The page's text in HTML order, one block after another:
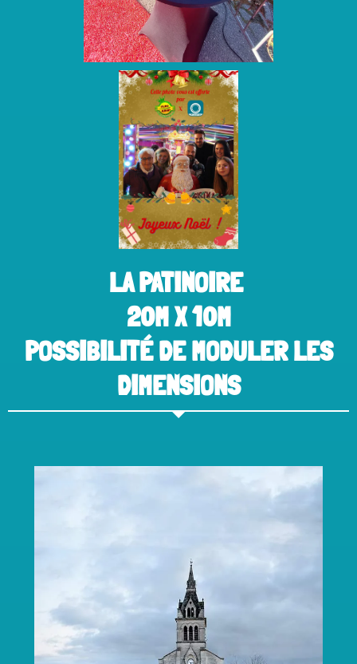
LA PATINOIRE
20M X 10M
POSSIBILITÉ DE MODULER LES
DIMENSIONS